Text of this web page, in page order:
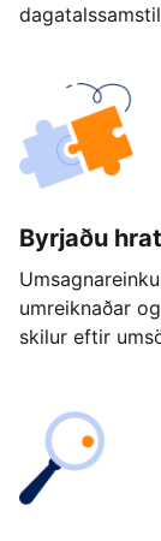
Byrjaðu
umreiknaðar
skilur eftir